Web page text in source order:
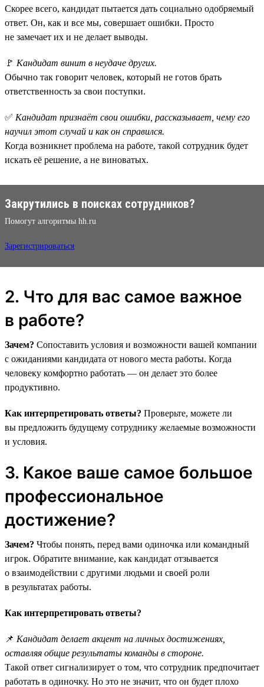
Скорее всего, кандидат пытается дать социально одобряемый
ответ. Он, как и все мы, совершает ошибки. Просто
не замечает их и не делает выводы.
🚩 Кандидат винит в неудаче других.
Обычно так говорит человек, который не готов брать
ответственность за свои поступки.
✅ Кандидат признаёт свои ошибки, рассказывает, чему его
научил этот случай и как он справился.
Когда возникнет проблема на работе, такой сотрудник будет
искать её решение, а не виноватых.
Закрутились в поисках сотрудников?
Помогут алгоритмы hh.ru
Зарегистрироваться
2. Что для вас самое важное
в работе?
Зачем? Сопоставить условия и возможности вашей компании
с ожиданиями кандидата от нового места работы. Когда
человеку комфортно работать — он делает это более
продуктивно.
Как интерпретировать ответы? Проверьте, можете ли
вы предложить будущему сотруднику желаемые возможности
и условия.
3. Какое ваше самое большое
профессиональное
достижение?
Зачем? Чтобы понять, перед вами одиночка или командный
игрок. Обратите внимание, как кандидат отзывается
о взаимодействии с другими людьми и своей роли
в результатах работы.
Как интерпретировать ответы?
📌 Кандидат делает акцент на личных достижениях,
оставляя общие результаты команды в стороне.
Такой ответ сигнализирует о том, что сотрудник предпочитает
работать в одиночку. Но это не значит, что он будет плохо